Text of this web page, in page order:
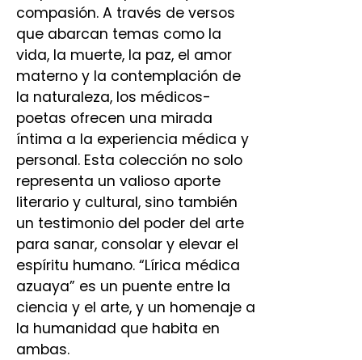
compasión. A través de versos
que abarcan temas como la
vida, la muerte, la paz, el amor
materno y la contemplación de
la naturaleza, los médicos-
poetas ofrecen una mirada
íntima a la experiencia médica y
personal. Esta colección no solo
representa un valioso aporte
literario y cultural, sino también
un testimonio del poder del arte
para sanar, consolar y elevar el
espíritu humano. “Lírica médica
azuaya” es un puente entre la
ciencia y el arte, y un homenaje a
la humanidad que habita en
ambas.